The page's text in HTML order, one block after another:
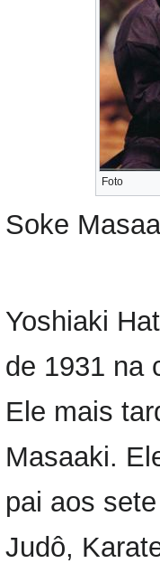
Foto
Soke
Yoshiaki
de 1931 na
Ele mais
Masaaki.
pai aos
Judô,